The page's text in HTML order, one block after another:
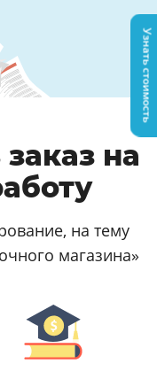
на
на тему
магазина»
Узнать стоимость